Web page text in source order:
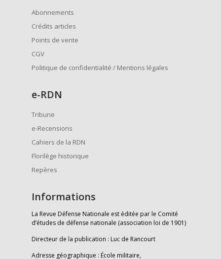
Abonnements
Crédits articles
Points de vente
CGV
Politique de confidentialité / Mentions légales
e-RDN
Tribune
e-Recensions
Cahiers de la RDN
Florilège historique
Repères
Informations
La Revue Défense Nationale est éditée par le Comité
d’études de défense nationale (association loi de 1901)
Directeur de la publication : Luc de Rancourt
Adresse géographique : École militaire,